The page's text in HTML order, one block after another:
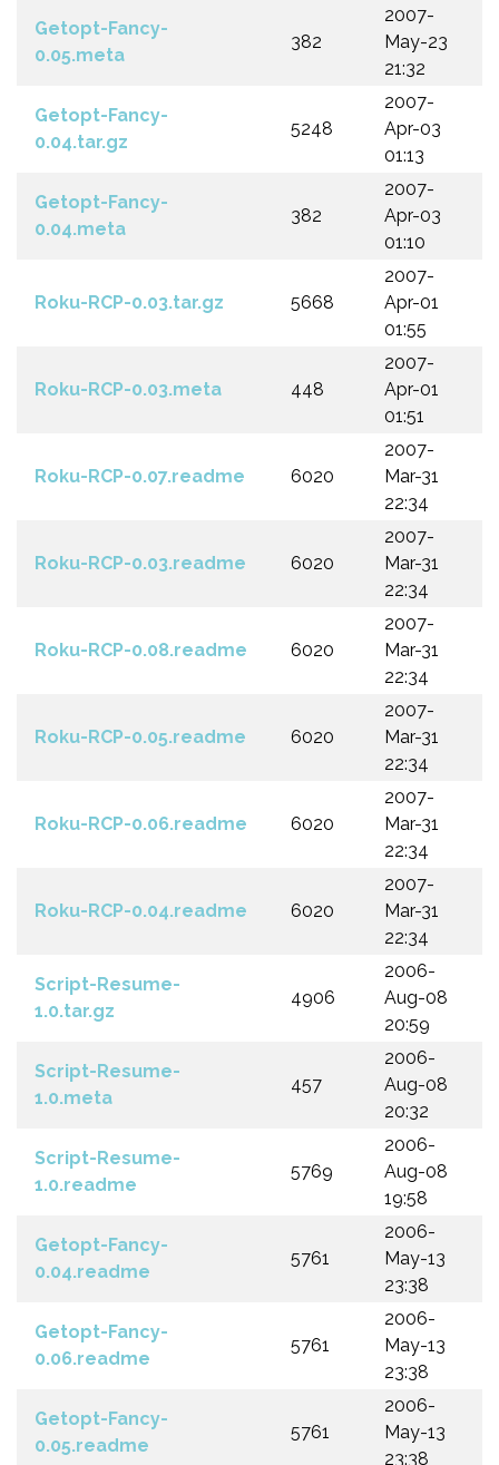
Getopt-Fancy-
0.05.meta
382
2007-
May-23
21:32
Getopt-Fancy-
0.04.tar.gz
5248
2007-
Apr-03
01:13
Getopt-Fancy-
0.04.meta
382
2007-
Apr-03
01:10
Roku-RCP-0.03.tar.gz 5668
2007-
Apr-01
01:55
Roku-RCP-0.03.meta 448
2007-
Apr-01
01:51
Roku-RCP-0.07.readme 6020
2007-
Mar-31
22:34
Roku-RCP-0.03.readme 6020
2007-
Mar-31
22:34
Roku-RCP-0.08.readme 6020
2007-
Mar-31
22:34
Roku-RCP-0.05.readme 6020
2007-
Mar-31
22:34
Roku-RCP-0.06.readme 6020
2007-
Mar-31
22:34
Roku-RCP-0.04.readme 6020
2007-
Mar-31
22:34
Script-Resume-
1.0.tar.gz
4906
2006-
Aug-08
20:59
Script-Resume-
1.0.meta
457
2006-
Aug-08
20:32
Script-Resume-
1.0.readme
5769
2006-
Aug-08
19:58
Getopt-Fancy-
0.04.readme
5761
2006-
May-13
23:38
Getopt-Fancy-
0.06.readme
5761
2006-
May-13
23:38
Getopt-Fancy-
0.05.readme
5761
2006-
May-13
23:38